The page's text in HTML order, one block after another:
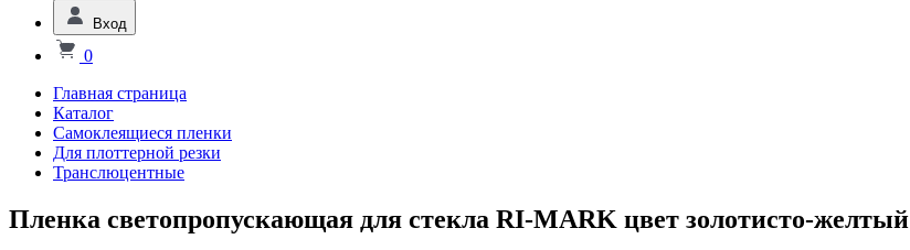
Вход
0
Главная страница
Каталог
Самоклеящиеся пленки
Для плоттерной резки
Транслюцентные
Пленка светопропускающая для стекла RI-MARK цвет золотисто-желтый